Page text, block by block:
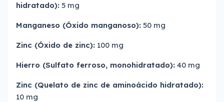
hidratado): 5 mg
Manganeso (Óxido manganoso): 50 mg
Zinc (Óxido de zinc): 100 mg
Hierro (Sulfato ferroso, monohidratado): 40 mg
Zinc (Quelato de zinc de aminoácido hidratado):
10 mg